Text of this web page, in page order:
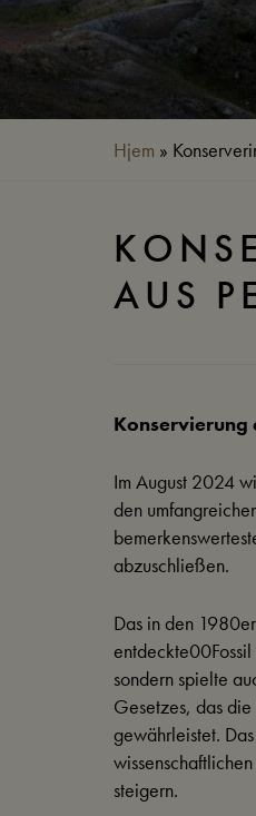
Hjem »
AUS
Konservierung
Im August 2024
den
abzuschließen.
Das in den
sondern spielte
Gesetzes, das
gewährleistet.
steigern.